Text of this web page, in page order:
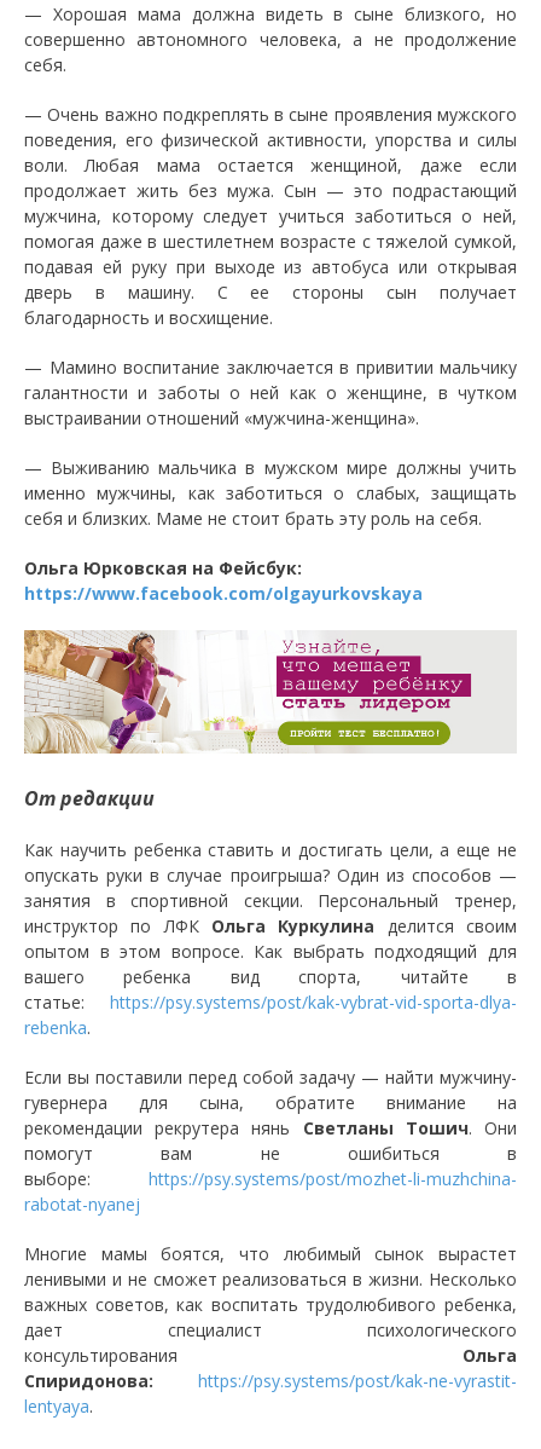
— Хорошая мама должна видеть в сыне близкого, но
совершенно автономного человека, а не продолжение
себя.
— Очень важно подкреплять в сыне проявления мужского
поведения, его физической активности, упорства и силы
воли. Любая мама остается женщиной, даже если
продолжает жить без мужа. Сын — это подрастающий
мужчина, которому следует учиться заботиться о ней,
помогая даже в шестилетнем возрасте с тяжелой сумкой,
подавая ей руку при выходе из автобуса или открывая
дверь в машину. С ее стороны сын получает
благодарность и восхищение.
— Мамино воспитание заключается в привитии мальчику
галантности и заботы о ней как о женщине, в чутком
выстраивании отношений «мужчина-женщина».
— Выживанию мальчика в мужском мире должны учить
именно мужчины, как заботиться о слабых, защищать
себя и близких. Маме не стоит брать эту роль на себя.
Ольга Юрковская на Фейсбук:
https://www.facebook.com/olgayurkovskaya
От редакции
Как научить ребенка ставить и достигать цели, а еще не
опускать руки в случае проигрыша? Один из способов —
занятия в спортивной секции. Персональный тренер,
инструктор по ЛФК Ольга Куркулина делится своим
опытом в этом вопросе. Как выбрать подходящий для
вашего ребенка вид спорта, читайте в
статье: https://psy.systems/post/kak-vybrat-vid-sporta-dlya-
rebenka.
Если вы поставили перед собой задачу — найти мужчину-
гувернера для сына, обратите внимание на
рекомендации рекрутера нянь Светланы Тошич. Они
помогут вам не ошибиться в
выборе: https://psy.systems/post/mozhet-li-muzhchina-
rabotat-nyanej
Многие мамы боятся, что любимый сынок вырастет
ленивыми и не сможет реализоваться в жизни. Несколько
важных советов, как воспитать трудолюбивого ребенка,
дает специалист психологического
консультирования Ольга
Спиридонова: https://psy.systems/post/kak-ne-vyrastit-
lentyaya.